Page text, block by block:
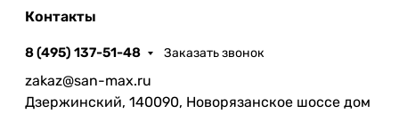
Контакты
8 (495) 137-51-48 Заказать звонок
zakaz@san-max.ru
Дзержинский, 140090, Новорязанское шоссе дом